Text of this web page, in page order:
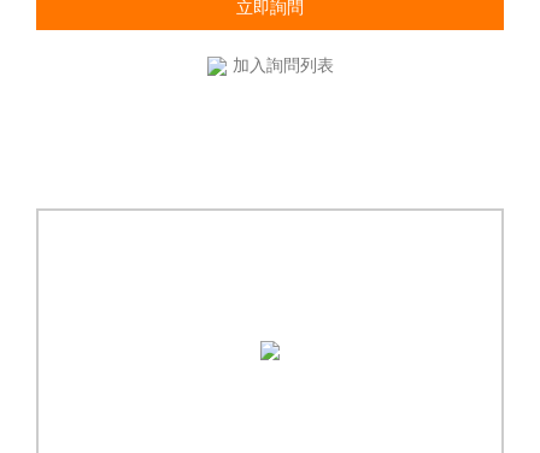
立即詢問
加入詢問列表